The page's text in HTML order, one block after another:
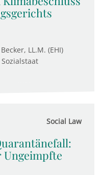
LL.M. (EHI)
Social Law
Ungeimpfte